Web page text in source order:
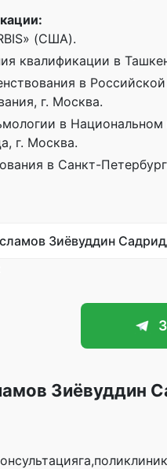
(США).
квалификации в
в
г. Москва.
в
г. Москва.
в Санкт-
Зиёвуддин
Зиёвуддин